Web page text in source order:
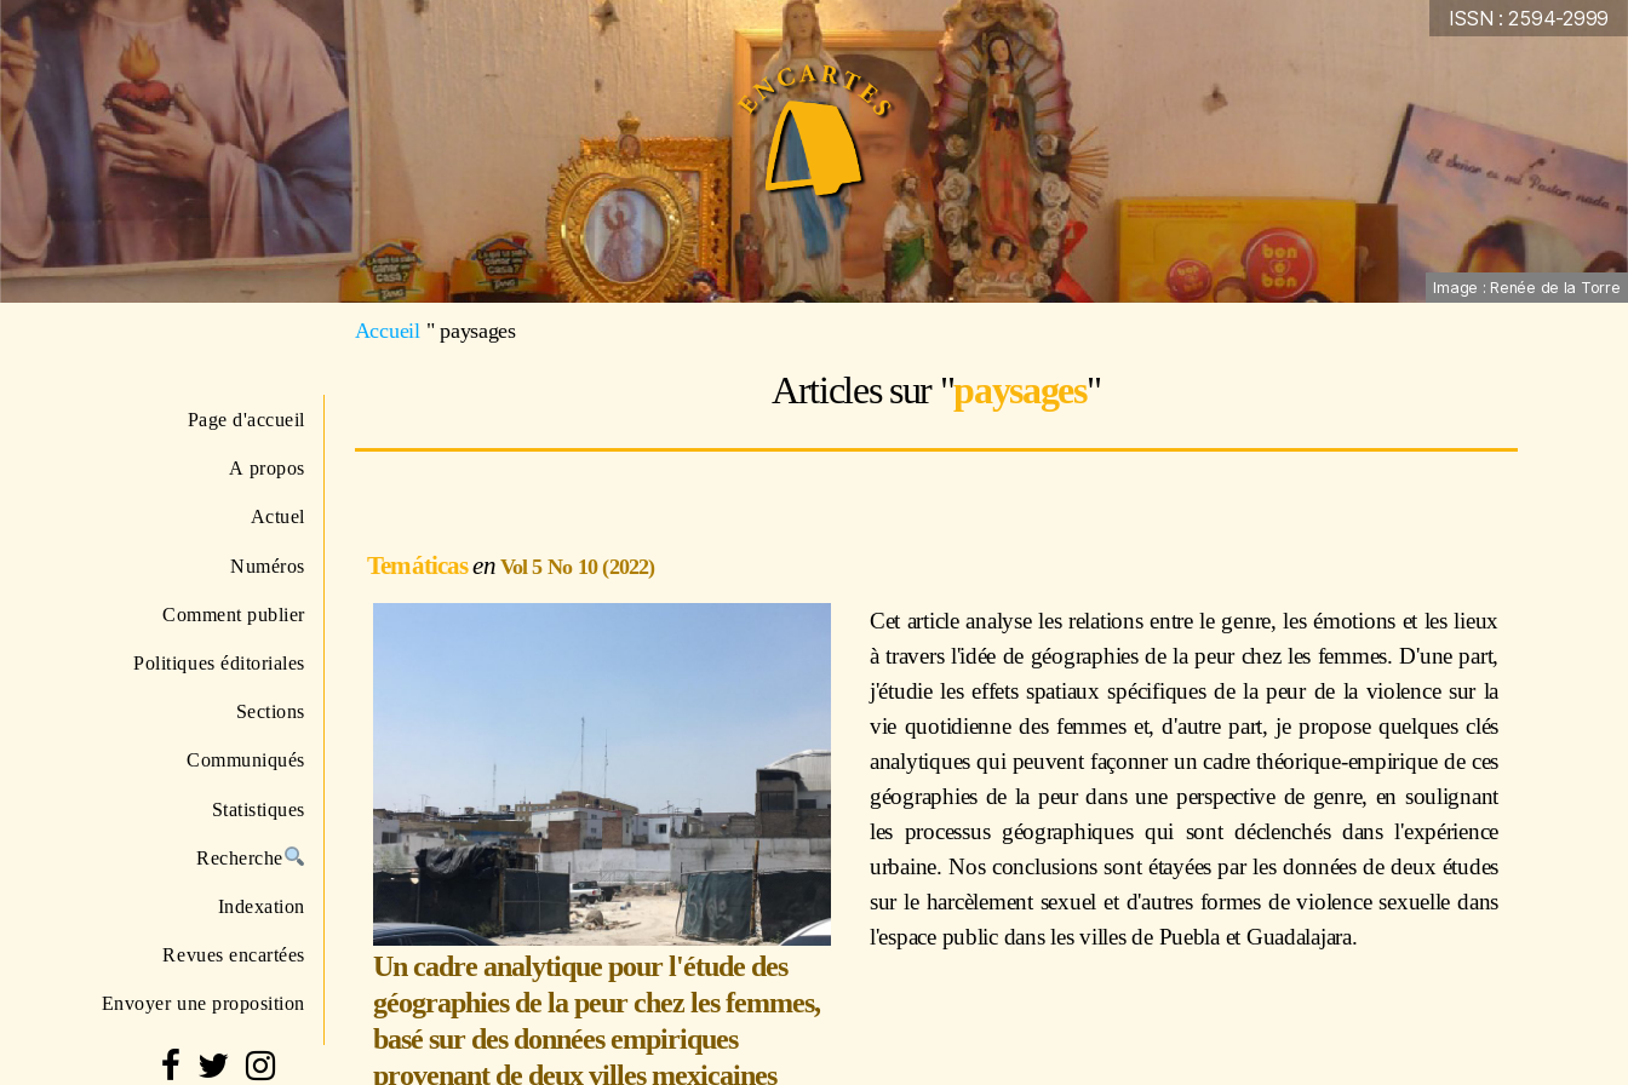
ISSN : 2594-2999
Image : Renée de la Torre
Page d'accueil
A propos
Actuel
Numéros
Comment publier
Politiques éditoriales
Sections
Communiqués
Statistiques
Recherche
Indexation
Revues encartées
Envoyer une proposition
Accueil"paysages
Articles sur "paysages"
Temáticas Vol 5 No 10 (2022)
Un cadre analytique pour l'étude des
géographies de la peur chez les femmes,
basé sur des données empiriques
provenant de deux villes mexicaines
Cet article analyse les relations entre le genre, les émotions et les lieux
à travers l'idée de géographies de la peur chez les femmes. D'une part,
j'étudie les effets spatiaux spécifiques de la peur de la violence sur la
vie quotidienne des femmes et, d'autre part, je propose quelques clés
analytiques qui peuvent façonner un cadre théorique-empirique de ces
géographies de la peur dans une perspective de genre, en soulignant
les processus géographiques qui sont déclenchés dans l'expérience
urbaine. Nos conclusions sont étayées par les données de deux études
sur le harcèlement sexuel et d'autres formes de violence sexuelle dans
l'espace public dans les villes de Puebla et Guadalajara.